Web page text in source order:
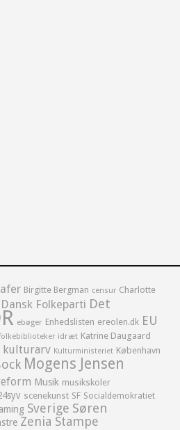
Birgitte Bergman censur Charlotte
Dansk Folkeparti Det
ebøger Enhedslisten ereolen.dk EU
idræt Katrine Daugaard
kulturarv Kulturministeriet København
Mogens Jensen
Musik musikskoler
scenekunst SF Socialdemokratiet
Sverige Søren
Zenia Stampe